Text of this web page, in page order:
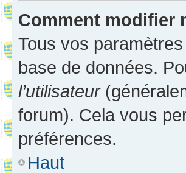
Comment modifier
Tous vos
base de données.
l’utilisateur
forum). Cela vous
préférences.
Haut